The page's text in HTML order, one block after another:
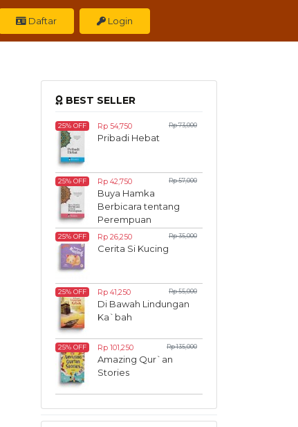
Daftar Login
BEST SELLER
25% OFF Rp 54,750 Rp 73,000
Pribadi Hebat
25% OFF Rp 42,750 Rp 57,000
Buya Hamka
Berbicara tentang
Perempuan
25% OFF Rp 26,250 Rp 35,000
Cerita Si Kucing
25% OFF Rp 41,250 Rp 55,000
Di Bawah Lindungan
Ka`bah
25% OFF Rp 101,250 Rp 135,000
Amazing Qur`an
Stories